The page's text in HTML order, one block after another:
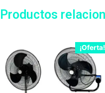
Productos
¡Oferta!